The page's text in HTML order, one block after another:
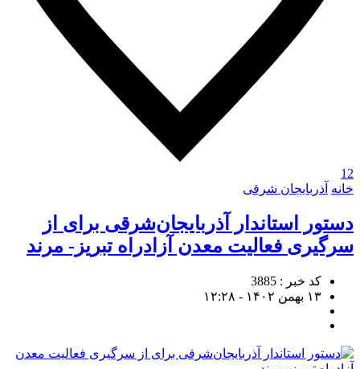
12
خانه آذربایجان شرقی
دستور استاندار آذربایجان‌شرقی برای از
سرگیری فعالیت معدن آزاد‌راه تبریز- مرند
کد خبر : 3885
۱۳ بهمن ۱۴۰۲ - ۱۲:۲۸